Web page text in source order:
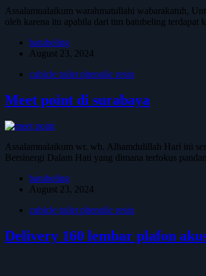
Assalamualaikum warahmatullahi wabarakatuh,
oleh karena itu apabila dari tim batubeling terdapat
batubeling
August 23, 2024
cubicle toilet phenolic resin
Meet point di surabaya
Assalamualaikum wr. wb. Alhamdulillah Hari ini
Bersinergi Dalam Hati yang dimana terfokus
batubeling
August 23, 2024
cubicle toilet phenolic resin
Delivery 160 lembar plafon